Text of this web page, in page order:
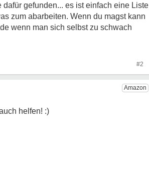
gefunden... es ist einfach eine Liste
zum abarbeiten. Wenn du magst kann
wenn man sich selbst zu schwach
#2